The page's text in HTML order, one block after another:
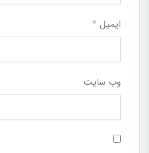
ایمیل *
وب‌ سایت